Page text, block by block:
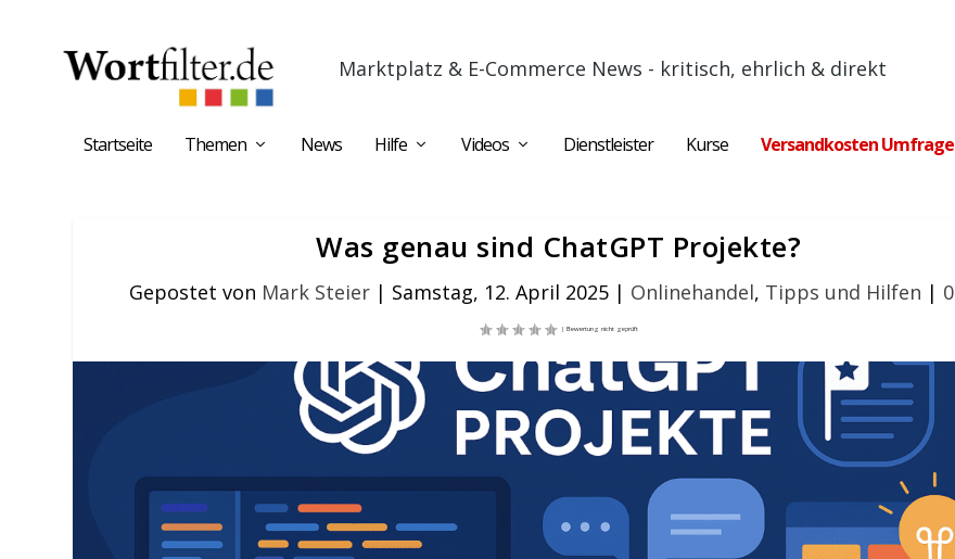
Marktplatz & E-Commerce News - kritisch, ehrlich & direkt
Startseite Themen News Hilfe Videos Dienstleister Kurse Versandkosten Umfrage
Was genau sind ChatGPT Projekte?
Gepostet von Mark Steier| Samstag, 12. April 2025| Onlinehandel, Tipps und Hilfen | 0